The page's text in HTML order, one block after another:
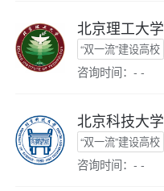
北京理工大学
“双一流”建设高校
咨询时间：- -
北京科技大学
“双一流”建设高校
咨询时间：- -